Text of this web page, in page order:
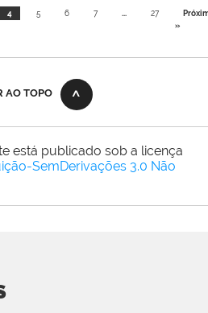
4 5 6 7 ... 27
»
AO TOPO
está publicado sob a licença
SemDerivações 3.0 Não